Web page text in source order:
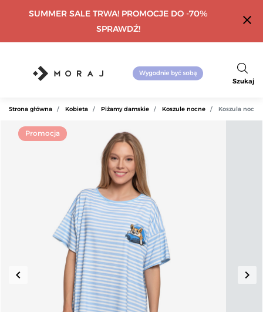
SUMMER SALE TRWA! PROMOCJE DO -70%
SPRAWDŹ!
close
Szukaj
Strona główna Kobieta Piżamy damskie Koszule nocne Koszula
Promocja
Poprzedni
keyboard_arrow_left keyboard_arrow_right